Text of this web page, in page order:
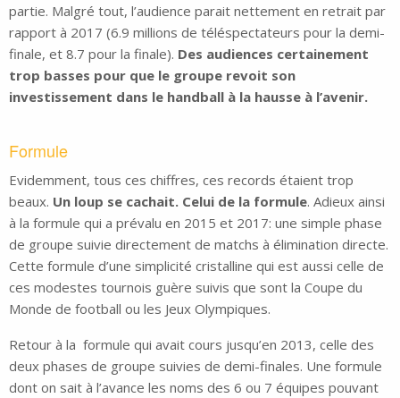
partie. Malgré tout, l’audience parait nettement en retrait par
rapport à 2017 (6.9 millions de téléspectateurs pour la demi-
finale, et 8.7 pour la finale). Des audiences certainement
trop basses pour que le groupe revoit son
investissement dans le handball à la hausse à l’avenir.
Formule
Evidemment, tous ces chiffres, ces records étaient trop
beaux. Un loup se cachait. Celui de la formule. Adieux ainsi
à la formule qui a prévalu en 2015 et 2017: une simple phase
de groupe suivie directement de matchs à élimination directe.
Cette formule d’une simplicité cristalline qui est aussi celle de
ces modestes tournois guère suivis que sont la Coupe du
Monde de football ou les Jeux Olympiques.
Retour à la formule qui avait cours jusqu’en 2013, celle des
deux phases de groupe suivies de demi-finales. Une formule
dont on sait à l’avance les noms des 6 ou 7 équipes pouvant